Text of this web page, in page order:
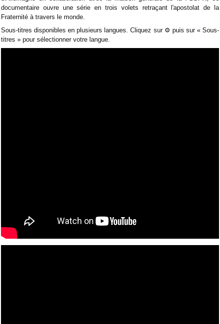
documentaire ouvre une série en trois volets retraçant l'apostolat de la
Fraternité à travers le monde.
Sous-titres disponibles en plusieurs langues. Cliquez sur ⚙️ puis sur « Sous-
titres » pour sélectionner votre langue.